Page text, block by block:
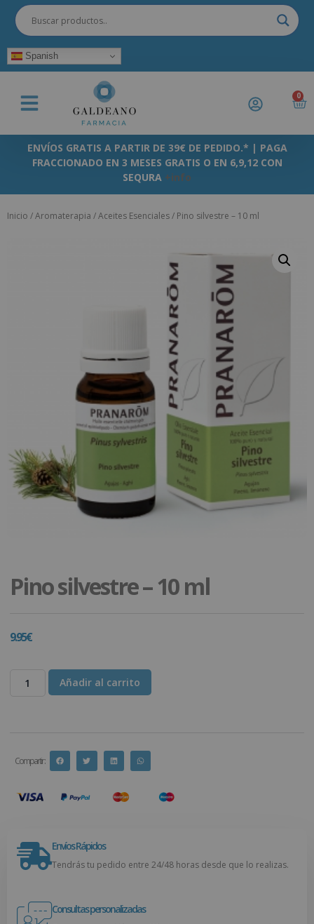
Spanish
0
ENVÍOS GRATIS A PARTIR DE 39€ DE PEDIDO.* | PAGA
FRACCIONADO EN 3 MESES GRATIS O EN 6,9,12 CON
SEQURA +info
Inicio /Aromaterapia /Aceites Esenciales/ Pino silvestre – 10 ml
Pino silvestre – 10 ml
9.95€
Añadir al carrito
Compartir :
Envíos Rápidos
Tendrás tu pedido entre 24/48 horas desde que lo realizas.
Consultas personalizadas